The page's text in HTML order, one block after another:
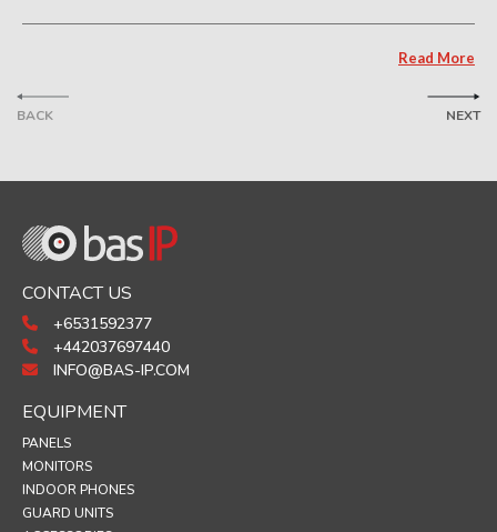
BACK
Read More
NEXT
CONTACT US
+6531592377
+442037697440
INFO@BAS-IP.COM
EQUIPMENT
PANELS
MONITORS
INDOOR PHONES
GUARD UNITS